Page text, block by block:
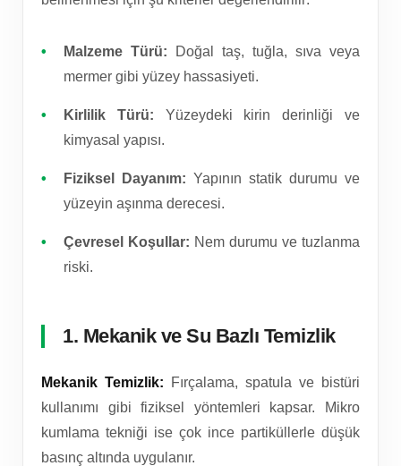
Malzeme Türü: Doğal taş, tuğla, sıva veya
mermer gibi yüzey hassasiyeti.
Kirlilik Türü: Yüzeydeki kirin derinliği ve
kimyasal yapısı.
Fiziksel Dayanım: Yapının statik durumu ve
yüzeyin aşınma derecesi.
Çevresel Koşullar: Nem durumu ve tuzlanma
riski.
1. Mekanik ve Su Bazlı Temizlik
Mekanik Temizlik: Fırçalama, spatula ve bistüri
kullanımı gibi fiziksel yöntemleri kapsar. Mikro
kumlama tekniği ise çok ince partiküllerle düşük
basınç altında uygulanır.